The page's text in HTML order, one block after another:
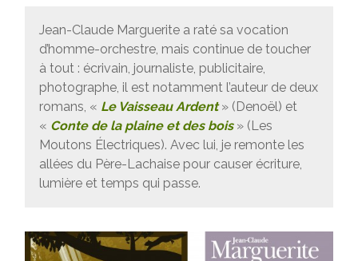
Jean-Claude Marguerite a raté sa vocation
d’homme-orchestre, mais continue de toucher
à tout : écrivain, journaliste, publicitaire,
photographe, il est notamment l’auteur de deux
romans, « Le Vaisseau Ardent» (Denoël) et
« Conte de la plaine et des bois» (Les
Moutons Électriques). Avec lui, je remonte les
allées du Père-Lachaise pour causer écriture,
lumière et temps qui passe.